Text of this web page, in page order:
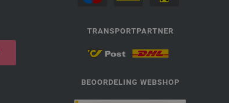
TRANSPORTPARTNER
BEOORDELING WEBSHOP